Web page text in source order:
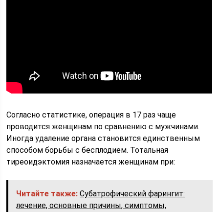
Согласно статистике, операция в 17 раз чаще
проводится женщинам по сравнению с мужчинами.
Иногда удаление органа становится единственным
способом борьбы с бесплодием. Тотальная
тиреоидэктомия назначается женщинам при:
Читайте также: Субатрофический фарингит:
лечение, основные причины, симптомы,